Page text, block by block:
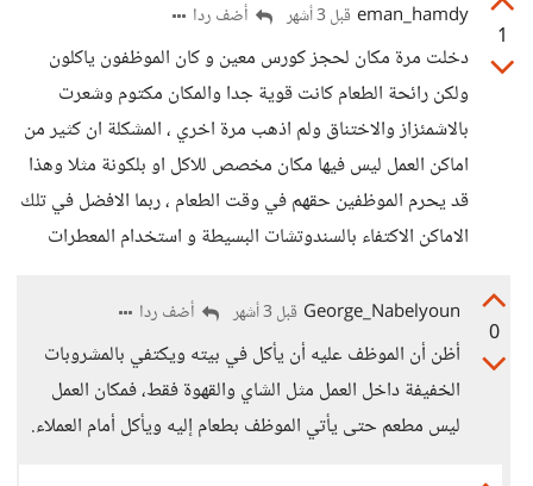
1
eman_hamdy قبل 3 أشهر أضف ردا
دخلت مرة مكان لحجز كورس معين و كان الموظفون ياكلون
ولكن رائحة الطعام كانت قوية جدا والمكان مكتوم وشعرت
بالاشمئزاز والاختناق ولم اذهب مرة اخري ، المشكلة ان كثير من
اماكن العمل ليس فيها مكان مخصص للاكل او بلكونة مثلا وهذا
قد يحرم الموظفين حقهم في وقت الطعام ، ربما الافضل في تلك
الاماكن الاكتفاء بالسندوتشات البسيطة و استخدام المعطرات
0
George_Nabelyoun قبل 3 أشهر أضف ردا
أظن أن الموظف عليه أن يأكل في بيته ويكتفي بالمشروبات
الخفيفة داخل العمل مثل الشاي والقهوة فقط، فمكان العمل
ليس مطعم حتى يأتي الموظف بطعام إليه ويأكل أمام العملاء.